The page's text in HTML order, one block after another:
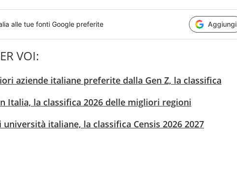
alle tue fonti Google preferite Aggiungi
VOI:
aziende italiane preferite dalla Gen Z, la classifica
Italia, la classifica 2026 delle migliori regioni
italiane, la classifica Censis 2026 2027